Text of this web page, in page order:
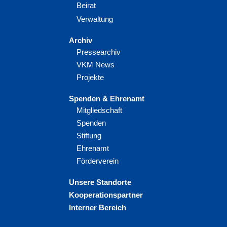
Beirat
Verwaltung
Archiv
Pressearchiv
VKM News
Projekte
Spenden & Ehrenamt
Mitgliedschaft
Spenden
Stiftung
Ehrenamt
Förderverein
Unsere Standorte
Kooperationspartner
Interner Bereich